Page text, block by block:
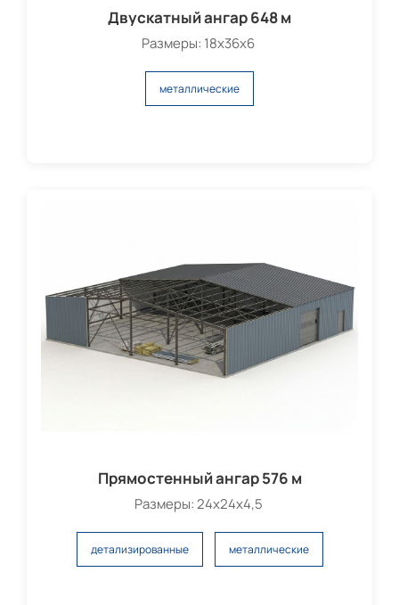
Двускатный ангар 648 м
Размеры: 18х36х6
металлические
Прямостенный ангар 576 м
Размеры: 24х24х4,5
детализированные металлические